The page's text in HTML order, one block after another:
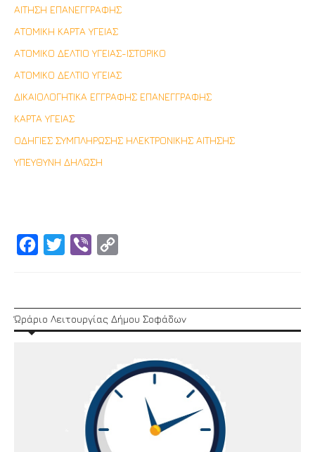
ΑΙΤΗΣΗ ΕΠΑΝΕΓΓΡΑΦΗΣ
ΑΤΟΜΙΚΗ ΚΑΡΤΑ ΥΓΕΙΑΣ
ΑΤΟΜΙΚΟ ΔΕΛΤΙΟ ΥΓΕΙΑΣ-ΙΣΤΟΡΙΚΟ
ΑΤΟΜΙΚΟ ΔΕΛΤΙΟ ΥΓΕΙΑΣ
ΔΙΚΑΙΟΛΟΓΗΤΙΚΑ ΕΓΓΡΑΦΗΣ ΕΠΑΝΕΓΓΡΑΦΗΣ
ΚΑΡΤΑ ΥΓΕΙΑΣ
ΟΔΗΓΙΕΣ ΣΥΜΠΛΗΡΩΣΗΣ ΗΛΕΚΤΡΟΝΙΚΗΣ ΑΙΤΗΣΗΣ
ΥΠΕΥΘΥΝΗ ΔΗΛΩΣΗ
Facebook
Twitter Viber
Ώράριο Λειτουργίας Δήμου Σοφάδων